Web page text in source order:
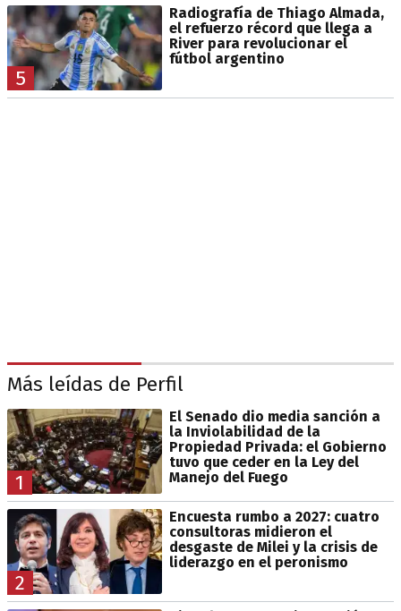
5
Radiografía de Thiago Almada,
el refuerzo récord que llega a
River para revolucionar el
fútbol argentino
Más leídas de Perfil
1
El Senado dio media sanción a
la Inviolabilidad de la
Propiedad Privada: el Gobierno
tuvo que ceder en la Ley del
Manejo del Fuego
2
Encuesta rumbo a 2027: cuatro
consultoras midieron el
desgaste de Milei y la crisis de
liderazgo en el peronismo